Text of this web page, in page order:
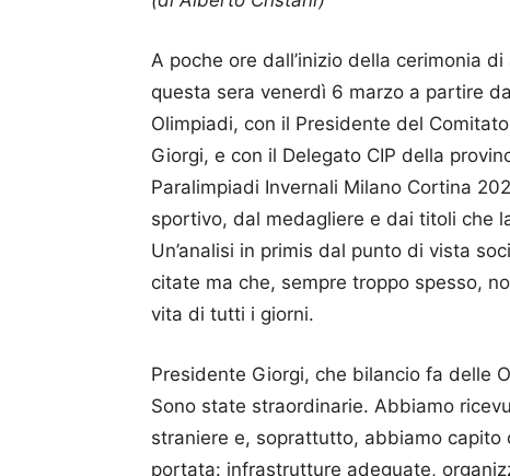
A poche ore dall’inizio della cerimonia
questa sera venerdì 6 marzo a partire
Olimpiadi, con il Presidente del
Giorgi, e con il Delegato CIP della
Paralimpiadi Invernali Milano Cortina
sportivo, dal medagliere e dai titoli che
Un’analisi in primis dal punto di vista
citate ma che, sempre troppo spesso,
vita di tutti i giorni.
Presidente Giorgi, che bilancio fa delle
Sono state straordinarie. Abbiamo
straniere e, soprattutto, abbiamo capito
portata: infrastrutture adeguate,